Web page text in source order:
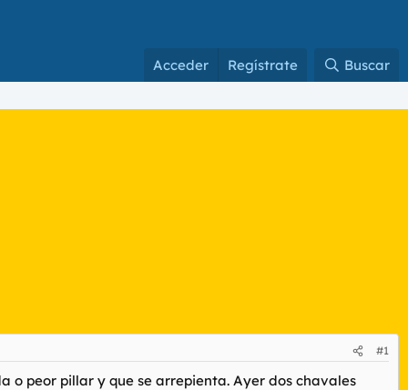
Acceder Regístrate Buscar
#1
o peor pillar y que se arrepienta. Ayer dos chavales